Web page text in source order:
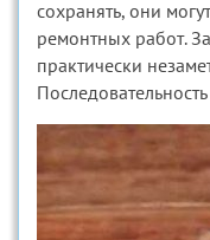
сохранять, они
ремонтных работ.
практически